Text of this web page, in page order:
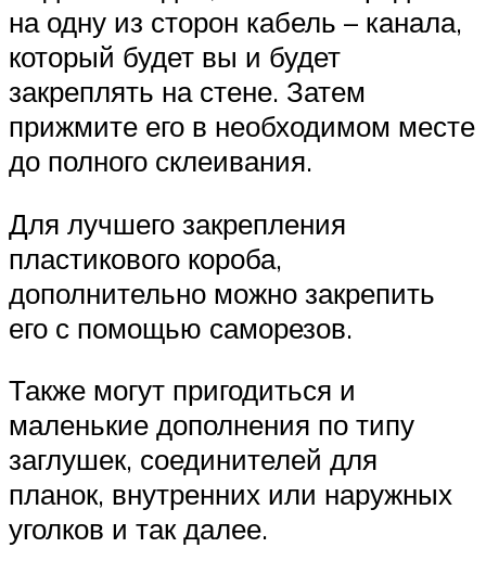
на одну из сторон кабель – канала,
который будет вы и будет
закреплять на стене. Затем
прижмите его в необходимом месте
до полного склеивания.
Для лучшего закрепления
пластикового короба,
дополнительно можно закрепить
его с помощью саморезов.
Также могут пригодиться и
маленькие дополнения по типу
заглушек, соединителей для
планок, внутренних или наружных
уголков и так далее.